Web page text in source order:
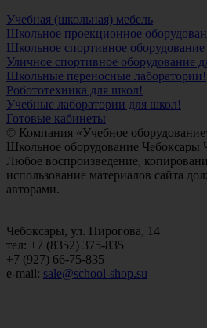
Учебная (школьная) мебель
Школьное проекционное
Школьное спортивное
Уличное спортивное оборудование
Школьные переносные лаборатории!
Робототехника для школ!
Учебные лаборатории для школ!
Готовые кабинеты
© Компания «Учебное
Школьное оборудование Чебоксары
Любое воспроизведение,
использование материалов сайта
авторами.
Чебоксары, ул. Пирогова, 14
тел: +7 (8352) 375-835
+7 (927) 66-75-835
e-mail: sale@school-shop.su